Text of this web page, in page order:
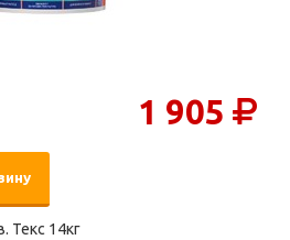
1 905
Текс 14кг